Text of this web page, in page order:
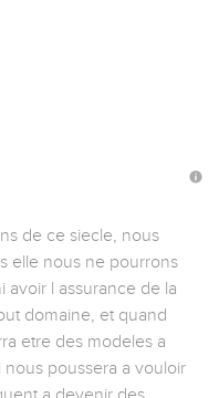
de ce siecle, nous
elle nous ne pourrons
avoir l assurance de la
domaine, et quand
etre des modeles a
poussera a vouloir